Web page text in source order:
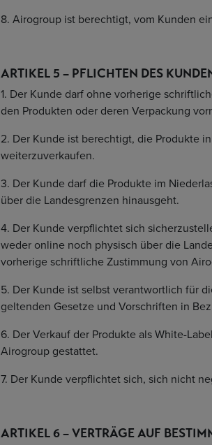
8. Airogroup ist berechtigt, vom Kunden
ARTIKEL 5 – PFLICHTEN DES
1. Der Kunde darf ohne vorherige
den Produkten oder deren Verpackung
2. Der Kunde ist berechtigt, die Produkte
weiterzuverkaufen.
3. Der Kunde darf die Produkte im
über die Landesgrenzen hinausgeht.
4. Der Kunde verpflichtet sich
weder online noch physisch über die
vorherige schriftliche Zustimmung von
5. Der Kunde ist selbst verantwortlich für
geltenden Gesetze und Vorschriften in
6. Der Verkauf der Produkte als White-
Airogroup gestattet.
7. Der Kunde verpflichtet sich, sich nicht
ARTIKEL 6 – VERTRÄGE AUF